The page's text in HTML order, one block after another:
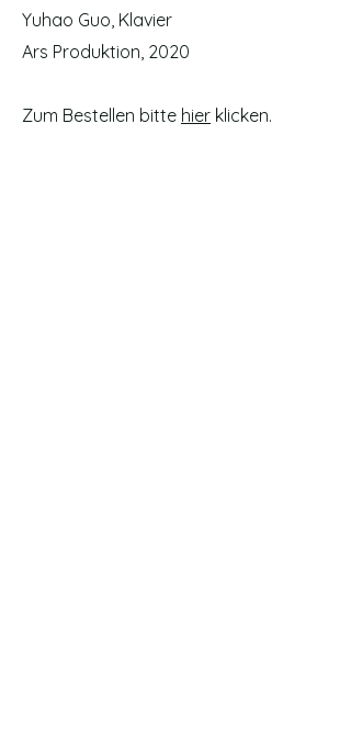
Yuhao Guo, Klavier
Ars Produktion, 2020
Zum Bestellen bitte hier klicken.